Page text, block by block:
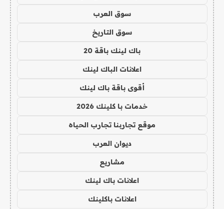
سوق العرب
سوق التاريخ
باك لينك باقة 20
اعلانات الباك لينك
أقوى باقة باك لينك
خدمات با كلينك 2026
موقع تجاربنا تجارب الحياه
ديوان العرب
مشاريع
اعلانات باك لينك
اعلانات باكلينك